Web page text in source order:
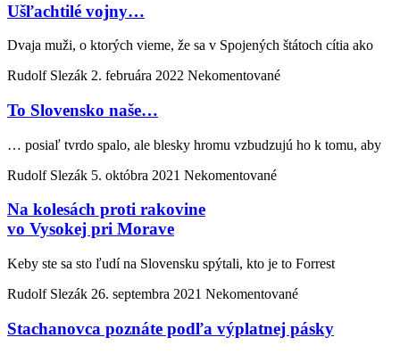
Ušľachtilé vojny…
Dvaja muži, o ktorých vieme, že sa v Spojených štátoch cítia ako
Rudolf Slezák 2. februára 2022 Nekomentované
To Slovensko naše…
… posiaľ tvrdo spalo, ale blesky hromu vzbudzujú ho k tomu, aby
Rudolf Slezák 5. októbra 2021 Nekomentované
Na kolesách proti rakovine
vo Vysokej pri Morave
Keby ste sa sto ľudí na Slovensku spýtali, kto je to Forrest
Rudolf Slezák 26. septembra 2021 Nekomentované
Stachanovca poznáte podľa výplatnej pásky